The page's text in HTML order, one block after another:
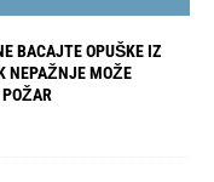
BACAJTE OPUŠKE IZ
NEPAŽNJE MOŽE